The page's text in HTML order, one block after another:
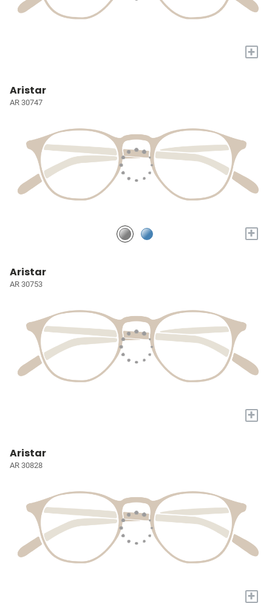
+
Aristar
AR 30747
+
Aristar
AR 30753
+
Aristar
AR 30828
+